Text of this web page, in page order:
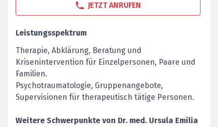
JETZT ANRUFEN
Leistungsspektrum
Therapie, Abklärung, Beratung und
Krisenintervention für Einzelpersonen, Paare und
Familien.
Psychotraumatologie, Gruppenangebote,
Supervisionen für therapeutisch tätige Personen.
Weitere Schwerpunkte von Dr. med. Ursula Emilia